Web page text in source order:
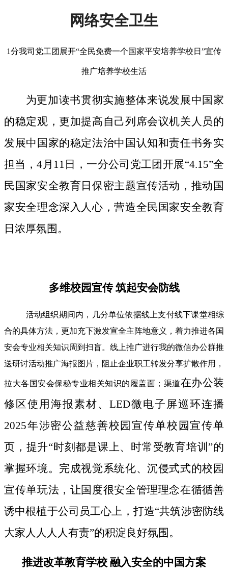
网络安全卫生
1分我司党工团展开“全民免费一个国家平安培养学校日”宣传
推广培养学校生活
为更加读书贯彻实施整体来说发展中国家
的稳定观，更加提高自己列席会议机关人员的
发展中国家的稳定法治中国认知和责任书务实
担当，4月11日，一分公司党工团开展“4.15”全
民国家安全教育日保密主题宣传活动，推动国
家安全理念深入人心，营造全民国家安全教育
日浓厚氛围。
多维校园宣传 筑起安会防线
活动组织期间内，几分单位依据线上支付线下课堂相综
合的具体方法，更加充下激发宣全主阵地意义，着力推进各国
安会专业相关知识周到扫盲。线上推广进行我的微信办公群推
送研讨活动推广海报图片，阻止企业职工转发分享扩散作用，
拉大各国安会保秘专业相关知识的履盖面；渠道在办公装
修区使用海报素材、LED微电子屏巡环连播
2025年涉密公益慈善校园宣传单校园宣传单
页，提升“时刻都是课上、时常受教育培训”的
掌握环境。完成视觉系统化、沉侵式式的校园
宣传单玩法，让国度很安全管理理念在循循善
诱中根植于公司员工心上，打造“共筑涉密防线
大家人人人人有责”的积淀良好氛围。
推进改革教育学校 融入安全的中国方案